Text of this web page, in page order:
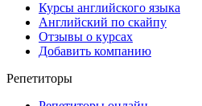
Курсы английского языка
Английский по скайпу
Отзывы о курсах
Добавить компанию
Репетиторы